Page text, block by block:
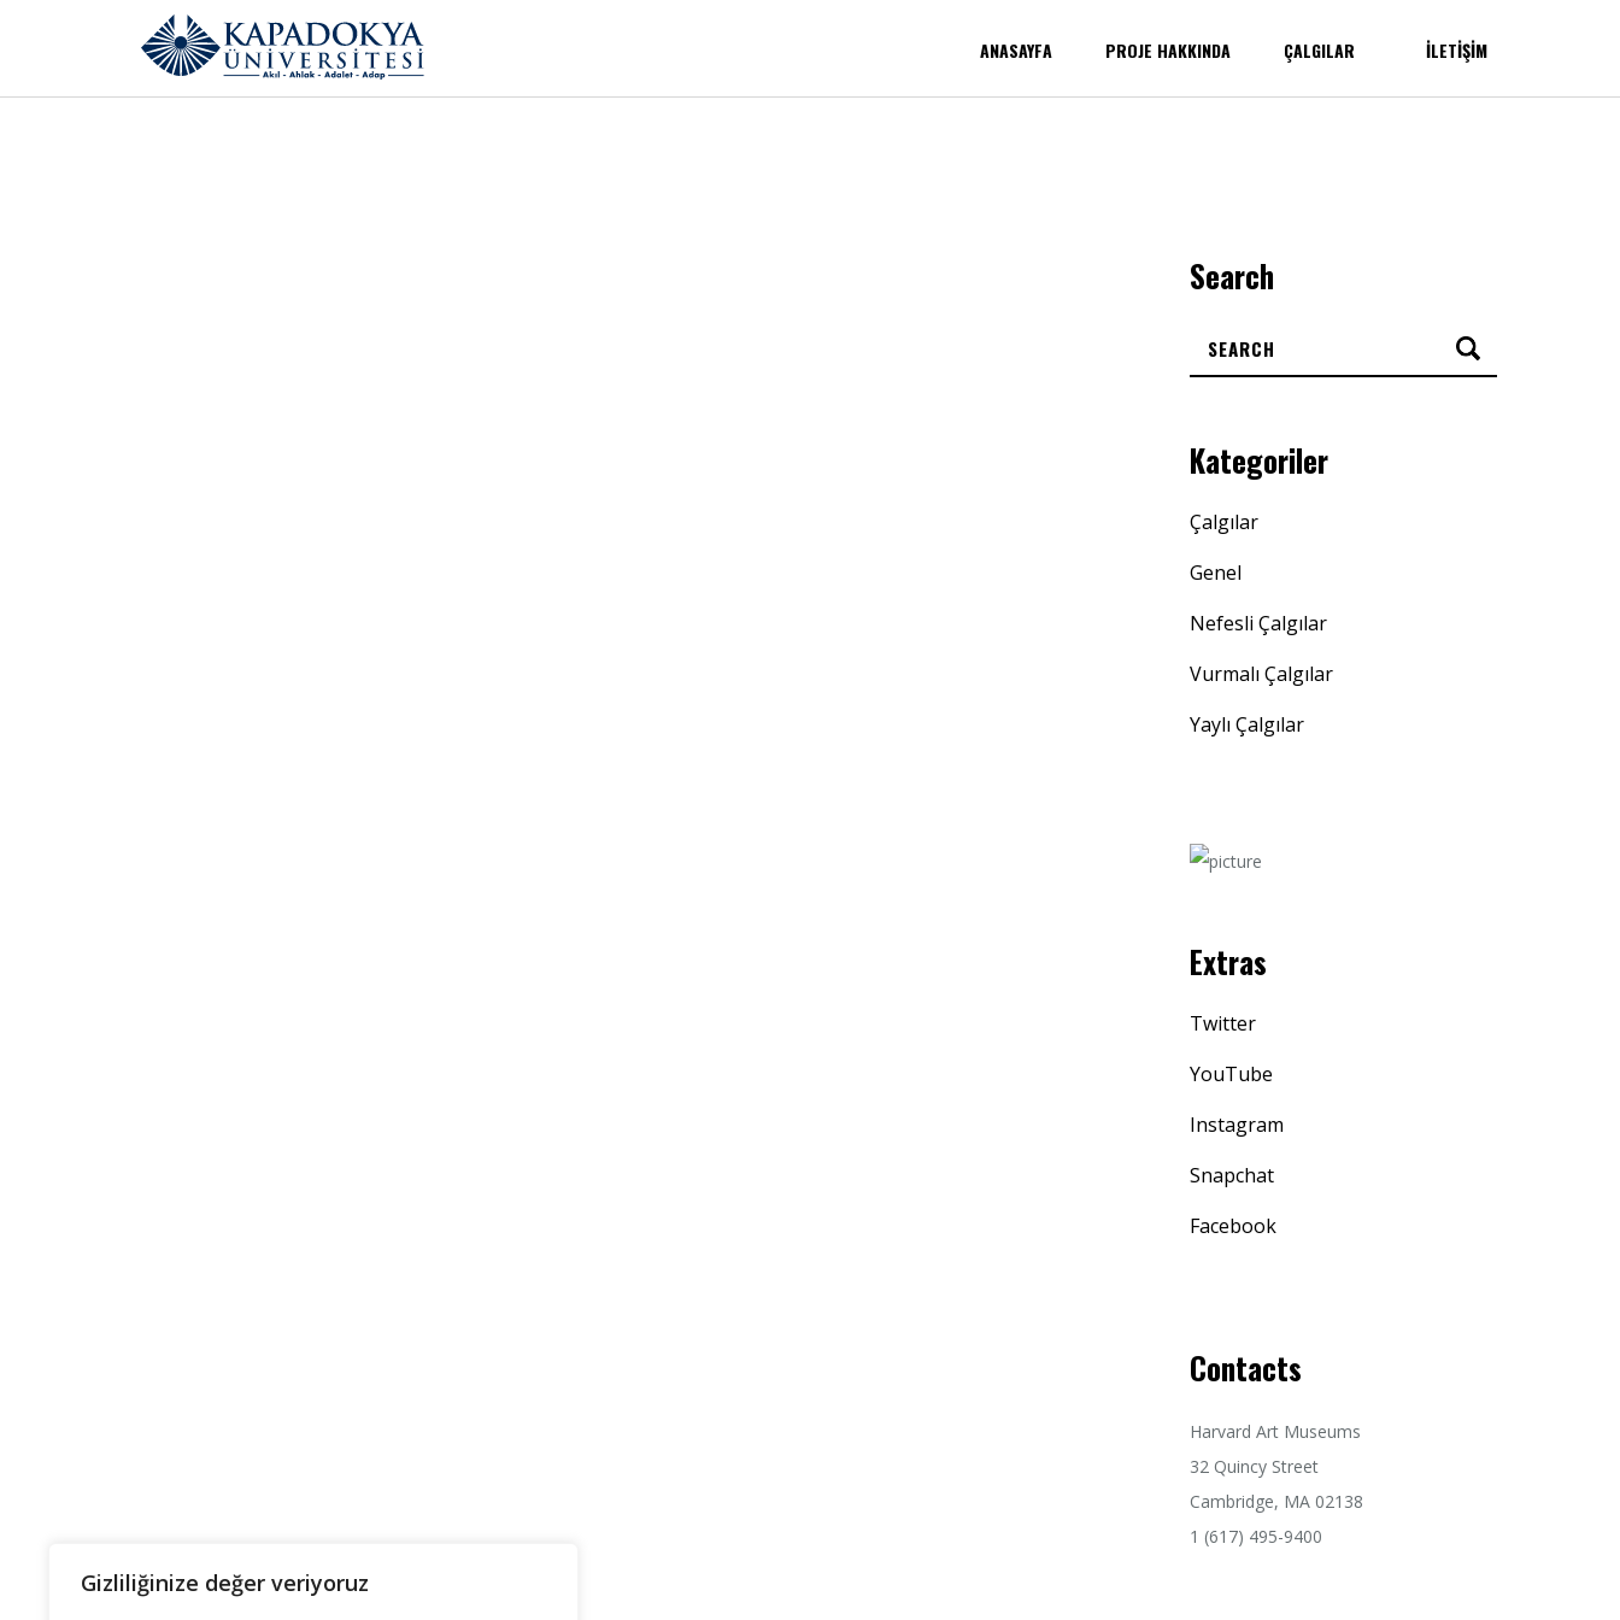
Gizliliğinize değer veriyoruz
ANASAYFA PROJE HAKKINDA ÇALGILAR İLETIŞIM
Search
Kategoriler
Çalgılar
Genel
Nefesli Çalgılar
Vurmalı Çalgılar
Yaylı Çalgılar
Extras
Twitter
YouTube
Instagram
Snapchat
Facebook
Contacts
Harvard Art Museums
32 Quincy Street
Cambridge, MA 02138
1 (617) 495-9400